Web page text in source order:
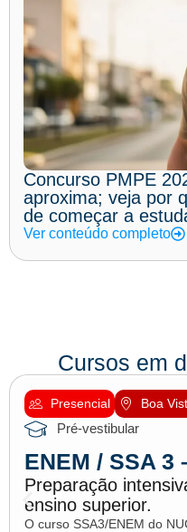
Concurso PMPE
aproxima; veja por
de começar a
Ver conteúdo completo
Cursos em
Presencial Boa
Pré-vestibular
ENEM / SSA 3
Preparação
ensino superior.
O curso SSA3/ENEM do